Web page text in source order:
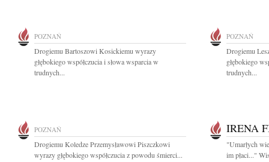
POZNAŃ
Drogiemu Bartoszowi Kosickiemu wyrazy
głębokiego współczucia i słowa wsparcia w
trudnych...
POZNAŃ
Drogiemu
głębokiego
trudnych...
POZNAŃ
Drogiemu Koledze Przemysławowi Piszczkowi
wyrazy głębokiego współczucia z powodu śmierci...
IRENA
"Umarłych
im płaci..."